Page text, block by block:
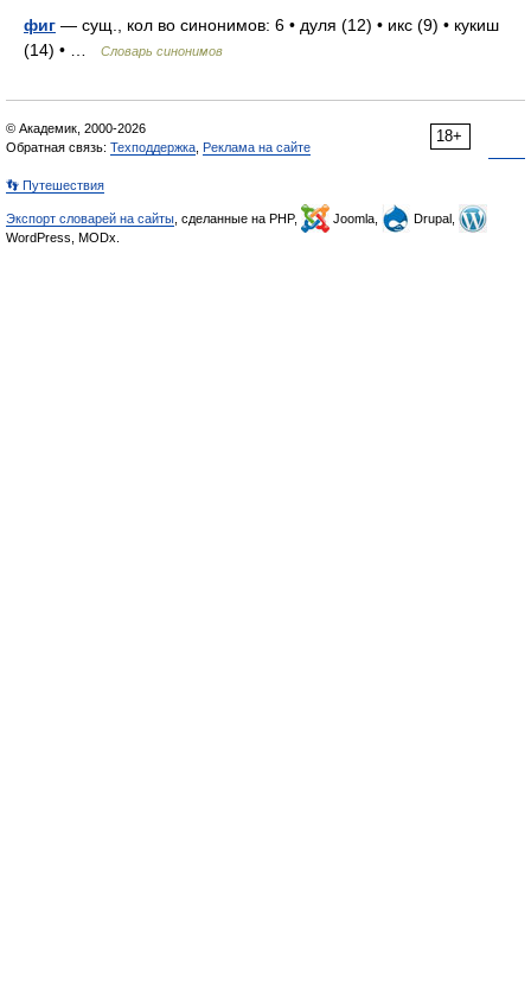
фиг — сущ., кол во синонимов: 6 • дуля (12) • икс (9) • кукиш
(14) • …
Словарь синонимов
18+
© Академик, 2000-2026
Обратная связь: Техподдержка Реклама на сайте
👣 Путешествия
Экспорт словарей на сайты , сделанные на PHP, Joomla,
Drupal,
WordPress, MODx.